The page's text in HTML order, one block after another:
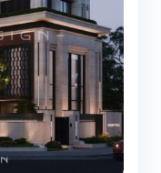
Share